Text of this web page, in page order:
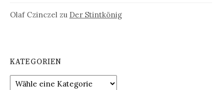
Olaf Czinczel zu Der Stintkönig
KATEGORIEN